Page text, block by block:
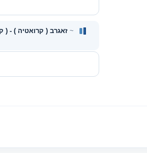
Zagreb - Centar ( קרואטיה ) - זאגרב ( קרואטיה ) ~